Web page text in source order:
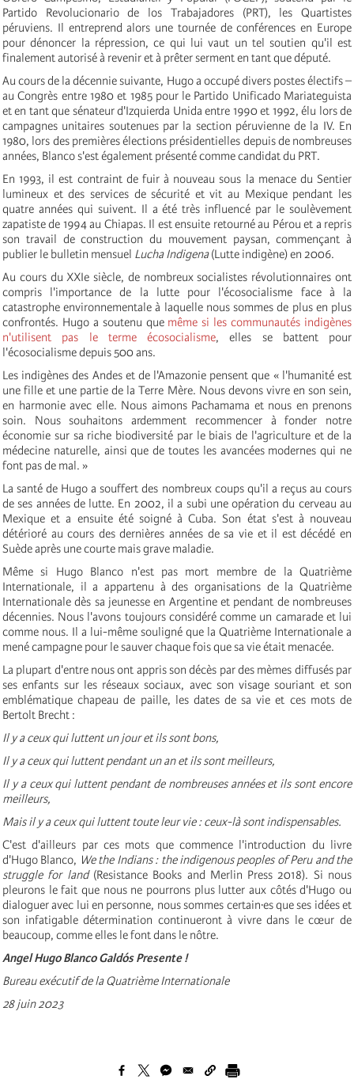
Partido Revolucionario de los Trabajadores (PRT), les Quartistes
péruviens. Il entreprend alors une tournée de conférences en Europe
pour dénoncer la répression, ce qui lui vaut un tel soutien qu'il est
finalement autorisé à revenir et à prêter serment en tant que député.
Au cours de la décennie suivante, Hugo a occupé divers postes électifs –
au Congrès entre 1980 et 1985 pour le Partido Unificado Mariateguista
et en tant que sénateur d'Izquierda Unida entre 1990 et 1992, élu lors de
campagnes unitaires soutenues par la section péruvienne de la IV. En
1980, lors des premières élections présidentielles depuis de nombreuses
années, Blanco s'est également présenté comme candidat du PRT.
En 1993, il est contraint de fuir à nouveau sous la menace du Sentier
lumineux et des services de sécurité et vit au Mexique pendant les
quatre années qui suivent. Il a été très influencé par le soulèvement
zapatiste de 1994 au Chiapas. Il est ensuite retourné au Pérou et a repris
son travail de construction du mouvement paysan, commençant à
publier le bulletin mensuel Lucha Indigena(Lutte indigène) en 2006.
Au cours du XXIe siècle, de nombreux socialistes révolutionnaires ont
compris l'importance de la lutte pour l'écosocialisme face à la
catastrophe environnementale à laquelle nous sommes de plus en plus
confrontés. Hugo a soutenu que même si les communautés indigènes
n'utilisent pas le terme écosocialisme, elles se battent pour
l'écosocialisme depuis 500 ans.
Les indigènes des Andes et de l'Amazonie pensent que « l'humanité est
une fille et une partie de la Terre Mère. Nous devons vivre en son sein,
en harmonie avec elle. Nous aimons Pachamama et nous en prenons
soin. Nous souhaitons ardemment recommencer à fonder notre
économie sur sa riche biodiversité par le biais de l'agriculture et de la
médecine naturelle, ainsi que de toutes les avancées modernes qui ne
font pas de mal. »
La santé de Hugo a souffert des nombreux coups qu'il a reçus au cours
de ses années de lutte. En 2002, il a subi une opération du cerveau au
Mexique et a ensuite été soigné à Cuba. Son état s'est à nouveau
détérioré au cours des dernières années de sa vie et il est décédé en
Suède après une courte mais grave maladie.
Même si Hugo Blanco n'est pas mort membre de la Quatrième
Internationale, il a appartenu à des organisations de la Quatrième
Internationale dès sa jeunesse en Argentine et pendant de nombreuses
décennies. Nous l'avons toujours considéré comme un camarade et lui
comme nous. Il a lui-même souligné que la Quatrième Internationale a
mené campagne pour le sauver chaque fois que sa vie était menacée.
La plupart d'entre nous ont appris son décès par des mèmes diffusés par
ses enfants sur les réseaux sociaux, avec son visage souriant et son
emblématique chapeau de paille, les dates de sa vie et ces mots de
Bertolt Brecht :
Il y a ceux qui luttent un jour et ils sont bons,
Il y a ceux qui luttent pendant un an et ils sont meilleurs,
Il y a ceux qui luttent pendant de nombreuses années et ils sont encore
meilleurs,
Mais il y a ceux qui luttent toute leur vie : ceux-là sont indispensables.
C'est d'ailleurs par ces mots que commence l'introduction du livre
d'Hugo Blanco, We the Indians : the indigenous peoples of Peru and the
struggle for land(Resistance Books and Merlin Press 2018). Si nous
pleurons le fait que nous ne pourrons plus lutter aux côtés d'Hugo ou
dialoguer avec lui en personne, nous sommes certain·es que ses idées et
son infatigable détermination continueront à vivre dans le cœur de
beaucoup, comme elles le font dans le nôtre.
Angel Hugo Blanco Galdós Presente !
Bureau exécutif de la Quatrième Internationale
28 juin 2023